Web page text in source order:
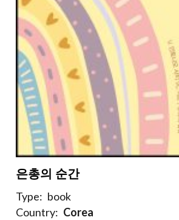
은총의 순간
Type: book
Country: Corea